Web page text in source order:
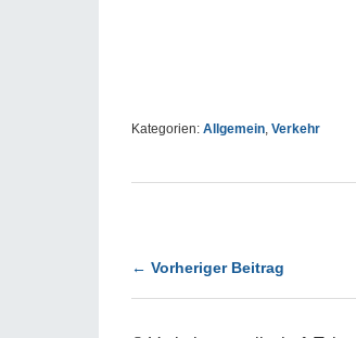
Kategorien: Allgemein Verkehr
← Vorheriger Beitrag